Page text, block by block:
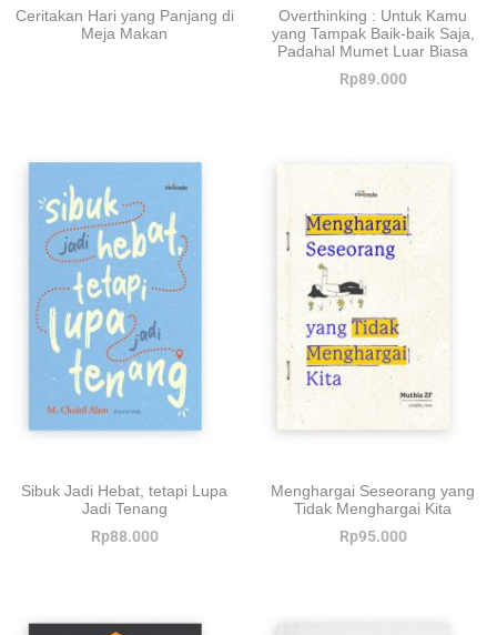
Ceritakan Hari yang Panjang di
Meja Makan
Overthinking : Untuk Kamu
yang Tampak Baik-baik Saja,
Padahal Mumet Luar Biasa
Rp89.000
Sibuk Jadi Hebat, tetapi Lupa
Jadi Tenang
Rp88.000
Menghargai Seseorang yang
Tidak Menghargai Kita
Rp95.000